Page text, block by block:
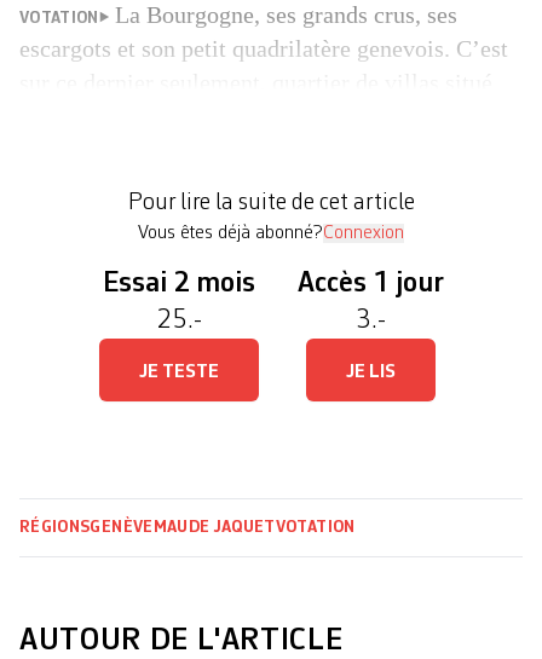
VOTATION
La Bourgogne, ses grands crus, ses
escargots et son petit quadrilatère genevois. C’est
12 mars prochain. Ces parcelles du […]
Pour lire la suite de cet article
Vous êtes déjà abonné?Connexion
Essai 2 mois
25.-
JE TESTE
Accès 1 jour
3.-
JE LIS
RÉGIONSGENÈVE MAUDE JAQUETVOTATION
AUTOUR DE L'ARTICLE